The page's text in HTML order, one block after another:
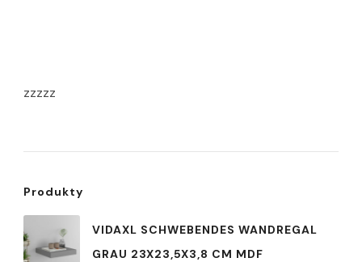
zzzzz
Produkty
VIDAXL SCHWEBENDES WANDREGAL
GRAU 23X23,5X3,8 CM MDF